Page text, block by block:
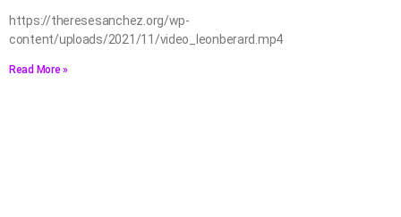
https://theresesanchez.org/wp-
content/uploads/2021/11/video_leonberard.mp4
Read More »